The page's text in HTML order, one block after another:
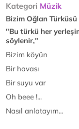
Kategori Müzik
Bizim Oğlan Türküsü
"Bu türkü her
söylenir,"
Bizim köyün
Bir havası
Bir suyu var
Oh beee !...
Nasıl anlatayım...